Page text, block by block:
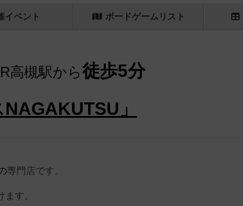
イベント ボードゲーム リスト
高槻駅から徒歩5分
」
専門店です。
す。